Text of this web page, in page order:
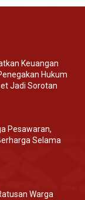
Keuangan
Hukum
Jadi Sorotan
Pesawaran,
Selama
Warga